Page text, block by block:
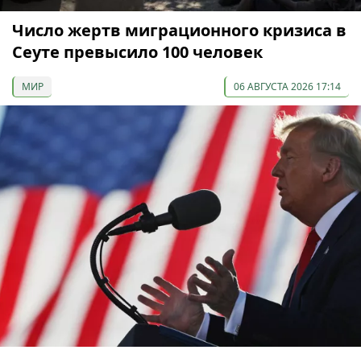
Число жертв миграционного кризиса в
Сеуте превысило 100 человек
МИР 06 АВГУСТА 2026 17:14